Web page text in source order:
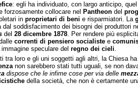
: egli ha individuato, con largo anticipo, quel
forzosamente collocare nel Pantheon del
in proprietari di beni e risparmiatori. La
soddisfacimento dei bisogni dei produttori
del 28 dicembre 1878. Per rendere più
correnti di pensiero socialiste e
speculare del regno dei cieli.
tra loro e gli uni soggetti agli altri, la Chiesa
non sarebbero stati tutti uguali, se non
dispose che le infime cose per via delle
della società, che non è certamente